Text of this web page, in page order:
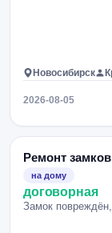
Новосибирск
2026-08-05
Ремонт
на дому
договорная
Замок